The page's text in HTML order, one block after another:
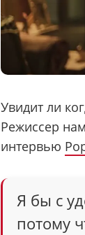
Увидит ли
Режиссер
интервью
Я бы с
потому